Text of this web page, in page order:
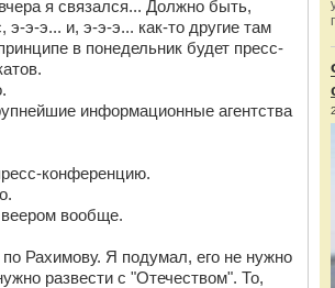
я связался... Должно быть,
э-э-э... и, э-э-э... как-то другие там
в понедельник будет пресс-
информационные агентства
конференцию.
вообще.
Рахимову. Я подумал, его не нужно
развести с "Отечеством". То,